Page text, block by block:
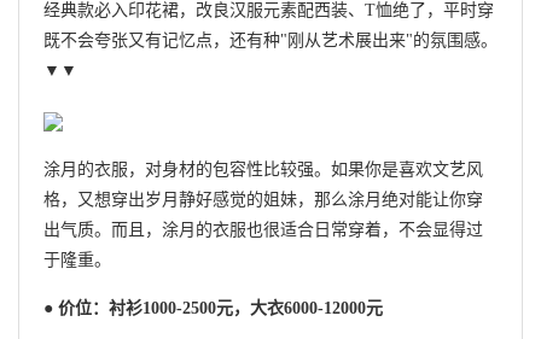
经典款必入印花裙，改良汉服元素配西装、T恤绝了，平时穿
既不会夸张又有记忆点，还有种"刚从艺术展出来"的氛围感。
▼▼
涂月的衣服，对身材的包容性比较强。如果你是喜欢文艺风
格，又想穿出岁月静好感觉的姐妹，那么涂月绝对能让你穿
出气质。而且，涂月的衣服也很适合日常穿着，不会显得过
于隆重。
● 价位：衬衫1000-2500元，大衣6000-12000元